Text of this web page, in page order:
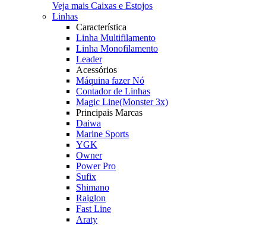
Veja mais Caixas e Estojos
Linhas
Característica
Linha Multifilamento
Linha Monofilamento
Leader
Acessórios
Máquina fazer Nó
Contador de Linhas
Magic Line(Monster 3x)
Principais Marcas
Daiwa
Marine Sports
YGK
Owner
Power Pro
Sufix
Shimano
Raiglon
Fast Line
Araty